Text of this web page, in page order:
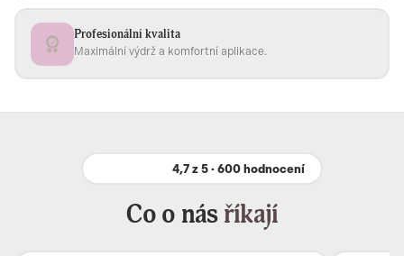
Profesionální kvalita
Maximální výdrž a komfortní aplikace.
4,7 z 5 · 600 hodnocení
Co o násříkají